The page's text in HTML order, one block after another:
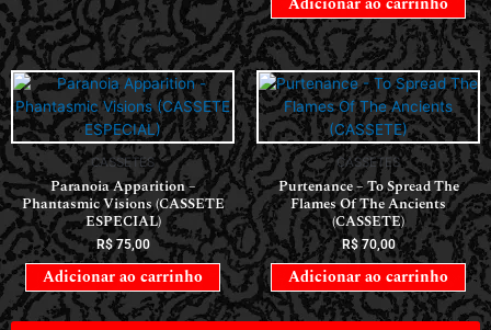
CASSETES
Paranoia Apparition –
Phantasmic Visions (CASSETE
ESPECIAL)
R$75,00
Adicionar ao carrinho
CASSETES
Purtenance – To Spread The
Flames Of The Ancients
(CASSETE)
R$70,00
Adicionar ao carrinho